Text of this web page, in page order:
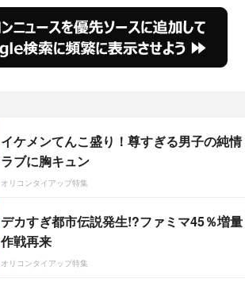
イケメンてんこ盛り！尊すぎる男子の純情
ラブに胸キュン
オリコンタイアップ特集
デカすぎ都市伝説発生!?ファミマ45％増量
作戦再来
オリコンタイアップ特集